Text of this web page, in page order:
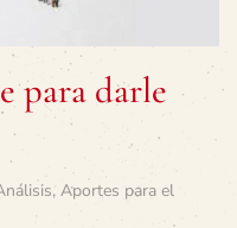
para darle
, Aportes para el